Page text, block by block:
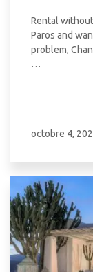
Rental
Paros and
problem,
…
octobre 4,